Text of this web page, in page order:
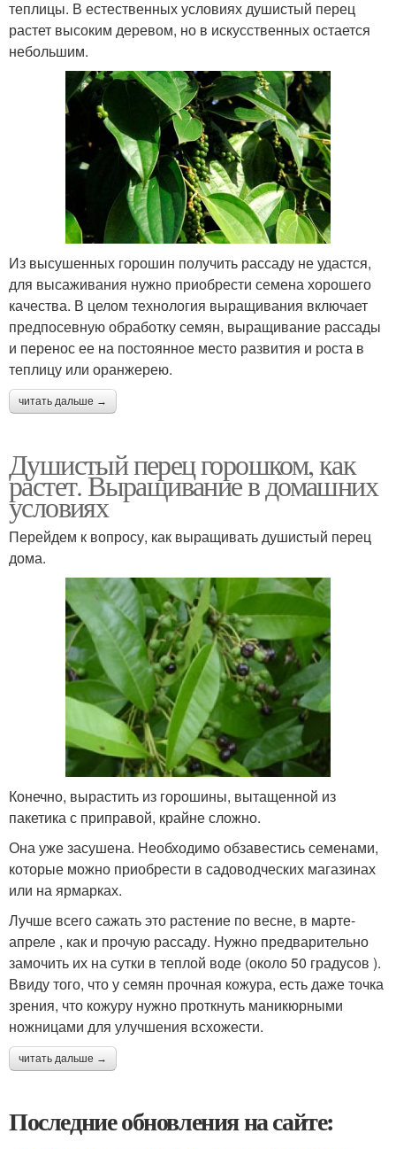
теплицы. В естественных условиях душистый перец
растет высоким деревом, но в искусственных остается
небольшим.
Из высушенных горошин получить рассаду не удастся,
для высаживания нужно приобрести семена хорошего
качества. В целом технология выращивания включает
предпосевную обработку семян, выращивание рассады
и перенос ее на постоянное место развития и роста в
теплицу или оранжерею.
читать дальше →
Душистый перец горошком, как
растет. Выращивание в домашних
условиях
Перейдем к вопросу, как выращивать душистый перец
дома.
Конечно, вырастить из горошины, вытащенной из
пакетика с приправой, крайне сложно.
Она уже засушена. Необходимо обзавестись семенами,
которые можно приобрести в садоводческих магазинах
или на ярмарках.
Лучше всего сажать это растение по весне, в марте-
апреле , как и прочую рассаду. Нужно предварительно
замочить их на сутки в теплой воде (около 50 градусов ).
Ввиду того, что у семян прочная кожура, есть даже точка
зрения, что кожуру нужно проткнуть маникюрными
ножницами для улучшения всхожести.
читать дальше →
Последние обновления на сайте: